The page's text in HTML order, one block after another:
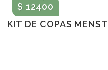
KIT DE COPAS
$ 12400